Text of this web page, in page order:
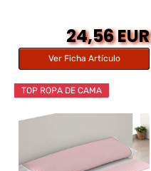
24,56 EUR
Ver Ficha Artículo
TOP ROPA DE CAMA